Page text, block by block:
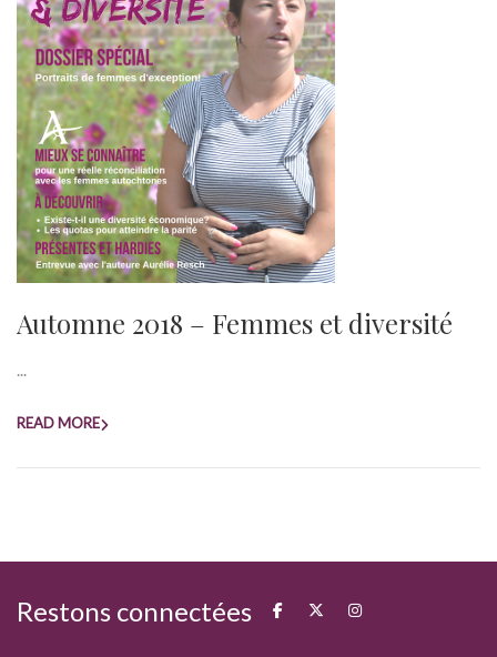
Automne 2018 – Femmes et diversité
...
READ MORE
Restons connectées